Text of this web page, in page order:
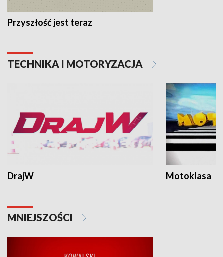
Przyszłość jest teraz
TECHNIKA I MOTORYZACJA
DrajW Motoklasa
MNIEJSZOŚCI